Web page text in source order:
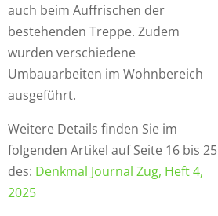
auch beim Auffrischen der
bestehenden Treppe. Zudem
wurden verschiedene
Umbauarbeiten im Wohnbereich
ausgeführt.
Weitere Details finden Sie im
folgenden Artikel auf Seite 16 bis 25
des: Denkmal Journal Zug, Heft 4,
2025